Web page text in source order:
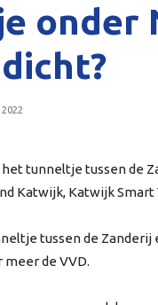
onder
het tunneltje tussen de
Katwijk, Katwijk
tussen de
de VVD.